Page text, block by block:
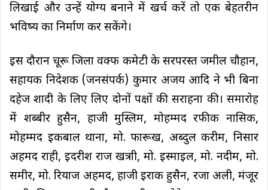
लिखाई और उन्हें योग्य बनाने में खर्च करें तो एक बेहतरीन
भविष्य का निर्माण कर सकेंगे।
इस दौरान चूरू जिला वक्फ कमेटी के सरपरस्त जमील चौहान,
सहायक निदेशक (जनसंपर्क) कुमार अजय आदि ने भी बिना
दहेज शादी के लिए लिए दोनों पक्षों की सराहना की। समारोह
में शब्बीर हुसैन, हाजी मुस्लिम, मोहम्मद रफीक नासिक,
मोहम्मद इकबाल थाना, मो. फारूख, अब्दुल करीम, निसार
अहमद राही, इदरीश राज खत्राी, मो. इस्माइल, मो. नदीम, मो.
समीर, मो. रियाज अहमद, हाजी इराक हुसैन, रजा अली, मंजूर